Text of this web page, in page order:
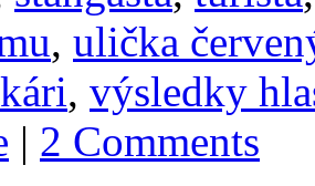
, ulička
, výsledky
| 2 Comments